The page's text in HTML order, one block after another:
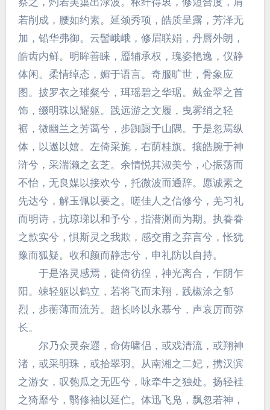
若削成，腰如约素。延颈秀项，皓质呈露，芳泽无
加，铅华弗御。云髻峨峨，修眉联娟，丹唇外朗，
皓齿内鲜。明眸善睐，靥辅承权，瑰姿艳逸，仪静
体闲。柔情绰态，媚于语言。奇服旷世，骨象应
图。披罗衣之璀粲兮，珥瑶碧之华琚。戴金翠之首
饰，缀明珠以耀躯。践远游之文履，曳雾绡之轻
裾，微幽兰之芳蔼兮，步踟蹰于山隅。于是忽焉纵
体，以遨以嬉。左倚采旄，右荫桂旗。攘皓腕于神
浒兮，采湍濑之玄芝。余情悦其淑美兮，心振荡而
不怡，无良媒以接欢兮，托微波而通辞。愿诚素之
先达兮，解玉佩以要之。嗟佳人之信修兮，羌习礼
而明诗，抗琼珶以和予兮，指潜渊而为期。执眷眷
之款实兮，惧斯灵之我欺，感交甫之弃言兮，怅犹
豫而狐疑。收和颜而静志兮，申礼防以自持。
于是洛灵感焉，徙倚彷徨，神光离合，乍阴乍
阳。竦轻躯以鹤立，若将飞而未翔，践椒涂之郁
烈，步蘅薄而流芳。超长吟以永慕兮，声哀厉而弥
长。
尔乃众灵杂遝，命俦啸侣，或戏清流，或翔神
渚，或采明珠，或拾翠羽。从南湘之二妃，携汉滨
之游女，叹匏瓜之无匹兮，咏牵牛之独处。扬轻袿
之猗靡兮，翳修袖以延伫。体迅飞凫，飘忽若神，